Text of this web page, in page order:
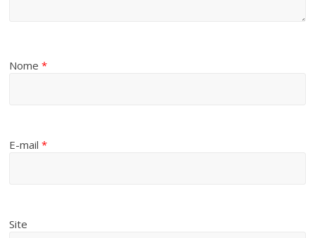
Nome*
E-mail*
Site